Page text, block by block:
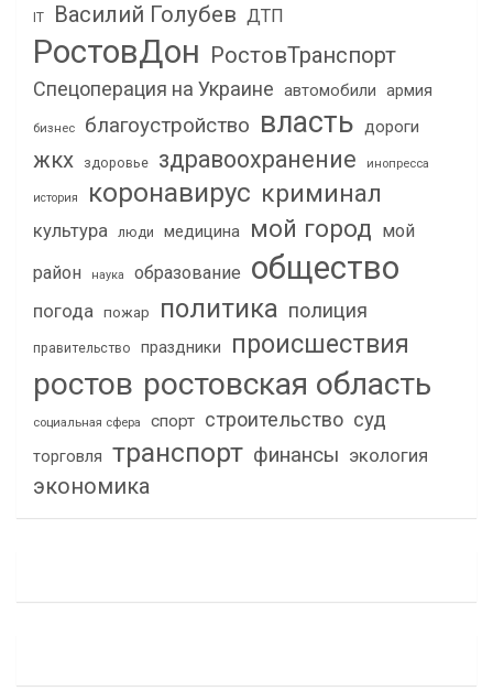
IT Василий Голубев ДТП
РостовДон РостовТранспорт
Спецоперация на Украине автомобили армия
бизнес благоустройство власть дороги
жкх здоровье здравоохранение инопресса
история коронавирус криминал
культура люди медицина мой город мой
район
наука образование общество
погода пожар политика полиция
правительство праздники происшествия
ростов ростовская область
социальная сфера спорт строительство суд
торговля транспорт финансы экология
экономика